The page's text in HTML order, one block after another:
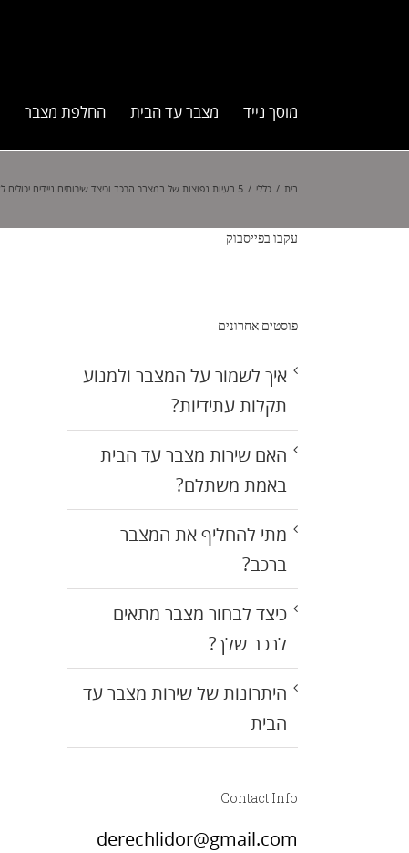
מוסך נייד מצבר עד הבית החלפת מצבר
בית / כללי / 5 בעיות נפוצות של במצבר הרכב וכיצד שירותים ניידים יכולים לעזור
עקבו בפייסבוק
פוסטים אחרונים
איך לשמור על המצבר ולמנוע
תקלות עתידיות?
האם שירות מצבר עד הבית
באמת משתלם?
מתי להחליף את המצבר
ברכב?
כיצד לבחור מצבר מתאים
לרכב שלך?
היתרונות של שירות מצבר עד
הבית
Contact Info
derechlidor@gmail.com